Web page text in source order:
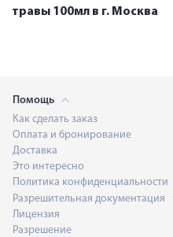
травы 100мл в г. Москва
Помощь
Как сделать заказ
Оплата и бронирование
Доставка
Это интересно
Политика конфиденциальности
Разрешительная документация
Лицензия
Разрешение